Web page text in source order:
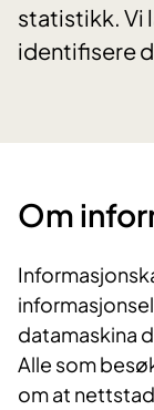
statistikk. Vi
identifisere
Om
datamaskina
Alle som
om at